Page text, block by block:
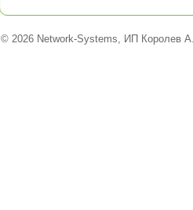
© 2026 Network-Systems, ИП Королев